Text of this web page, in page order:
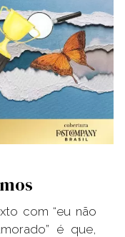
com “eu não
é que,